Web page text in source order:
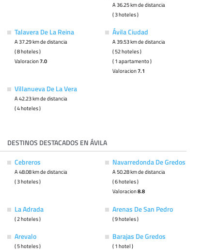
A 36.25 km de distancia
( 3 hoteles )
Talavera De La Reina
A 37.29 km de distancia
( 8 hoteles )
Valoracion7.0
Ávila Ciudad
A 39.53 km de distancia
( 52 hoteles )
( 1 apartamento )
Valoracion7.1
Villanueva De La Vera
A 42.23 km de distancia
( 4 hoteles )
DESTINOS DESTACADOS EN ÁVILA
Cebreros
A 48.08 km de distancia
( 3 hoteles )
Navarredonda De Gredos
A 50.28 km de distancia
( 6 hoteles )
Valoracion8.8
La Adrada
( 2 hoteles )
Arenas De San Pedro
( 9 hoteles )
Arevalo
( 5 hoteles )
Barajas De Gredos
( 1 hotel )